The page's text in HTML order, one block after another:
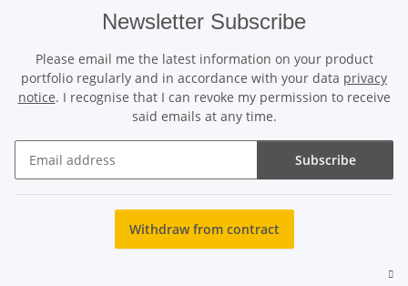
Newsletter Subscribe
Please email me the latest information on your product
portfolio regularly and in accordance with your data privacy
notice. I recognise that I can revoke my permission to receive
said emails at any time.
Subscribe
Withdraw from contract